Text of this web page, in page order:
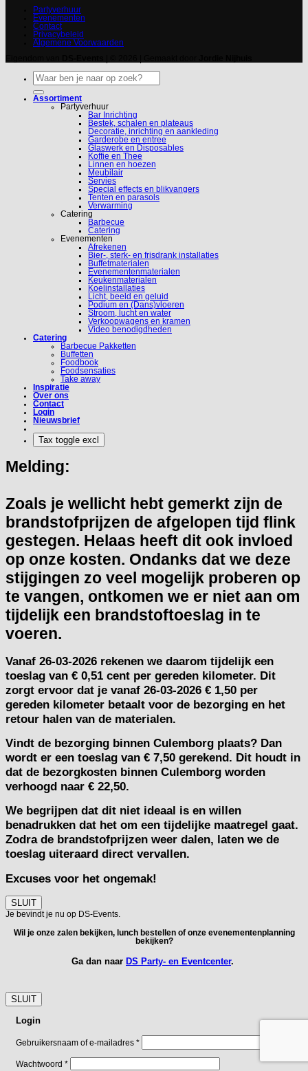
Partyverhuur
Evenementen
Contact
Privacybeleid
Algemene Voorwaarden
Zoeken
naar:
Assortiment
Partyverhuur
Bar Inrichting
Bestek, schalen en plateaus
Decoratie, inrichting en aankleding
Garderobe en entree
Glaswerk en Disposables
Koffie en Thee
Linnen en hoezen
Meubilair
Servies
Special effects en blikvangers
Tenten en parasols
Verwarming
Catering
Barbecue
Catering
Evenementen
Afrekenen
Bier-, sterk- en frisdrank installaties
Buffetmaterialen
Evenementenmaterialen
Keukenmaterialen
Koelinstallaties
Licht, beeld en geluid
Podium en (Dans)vloeren
Stroom, lucht en water
Verkoopwagens en kramen
Video benodigdheden
Catering
Barbecue Pakketten
Buffetten
Foodbook
Foodsensaties
Take away
Inspiratie
Over ons
Contact
Login
Nieuwsbrief
Melding:
Zoals je wellicht hebt gemerkt zijn de
brandstofprijzen de afgelopen tijd flink
gestegen. Helaas heeft dit ook invloed
op onze kosten. Ondanks dat we deze
stijgingen zo veel mogelijk proberen op
te vangen, ontkomen we er niet aan om
tijdelijk een brandstoftoeslag in te
voeren.
Vanaf 26-03-2026 rekenen we daarom tijdelijk een
toeslag van € 0,51 cent per gereden kilometer. Dit
zorgt ervoor dat je vanaf 26-03-2026 € 1,50 per
gereden kilometer betaalt voor de bezorging en het
retour halen van de materialen.
Vindt de bezorging binnen Culemborg plaats? Dan
wordt er een toeslag van € 7,50 gerekend. Dit houdt in
dat de bezorgkosten binnen Culemborg worden
verhoogd naar € 22,50.
We begrijpen dat dit niet ideaal is en willen
benadrukken dat het om een tijdelijke maatregel gaat.
Zodra de brandstofprijzen weer dalen, laten we de
toeslag uiteraard direct vervallen.
Excuses voor het ongemak!
SLUIT
Je bevindt je nu op DS-Events.
Wil je onze zalen bekijken, lunch bestellen of onze evenementenplanning
bekijken?
Ga dan naar DS Party- en Eventcenter.
SLUIT
Login
Gebruikersnaam of e-mailadres *Vereist
Wachtwoord *Vereist